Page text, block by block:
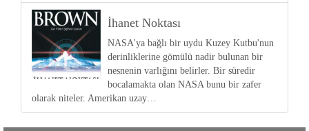
İhanet Noktası
NASA'ya bağlı bir uydu Kuzey Kutbu'nun
derinliklerine gömülü nadir bulunan bir
nesnenin varlığını belirler. Bir süredir
bocalamakta olan NASA bunu bir zafer
olarak niteler. Amerikan uzay…